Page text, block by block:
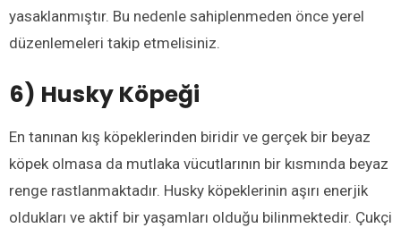
yasaklanmıştır. Bu nedenle sahiplenmeden önce yerel
düzenlemeleri takip etmelisiniz.
6) Husky Köpeği
En tanınan kış köpeklerinden biridir ve gerçek bir beyaz
köpek olmasa da mutlaka vücutlarının bir kısmında beyaz
renge rastlanmaktadır. Husky köpeklerinin aşırı enerjik
oldukları ve aktif bir yaşamları olduğu bilinmektedir. Çukçi